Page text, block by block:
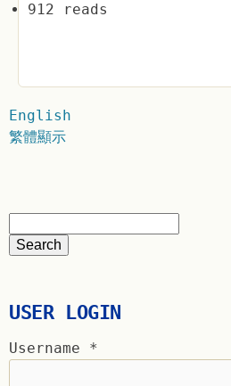
912 reads
English
繁體顯示
USER LOGIN
Username *